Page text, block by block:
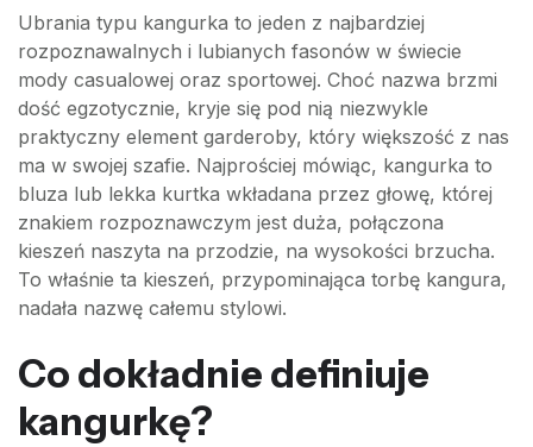
Ubrania typu kangurka to jeden z najbardziej
rozpoznawalnych i lubianych fasonów w świecie
mody casualowej oraz sportowej. Choć nazwa brzmi
dość egzotycznie, kryje się pod nią niezwykle
praktyczny element garderoby, który większość z nas
ma w swojej szafie. Najprościej mówiąc, kangurka to
bluza lub lekka kurtka wkładana przez głowę, której
znakiem rozpoznawczym jest duża, połączona
kieszeń naszyta na przodzie, na wysokości brzucha.
To właśnie ta kieszeń, przypominająca torbę kangura,
nadała nazwę całemu stylowi.
Co dokładnie definiuje
kangurkę?